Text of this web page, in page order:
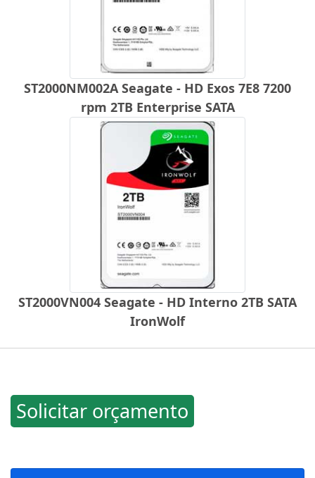
ST2000NM002A Seagate - HD Exos 7E8 7200
rpm 2TB Enterprise SATA
ST2000VN004 Seagate - HD Interno 2TB SATA
IronWolf
Solicitar orçamento